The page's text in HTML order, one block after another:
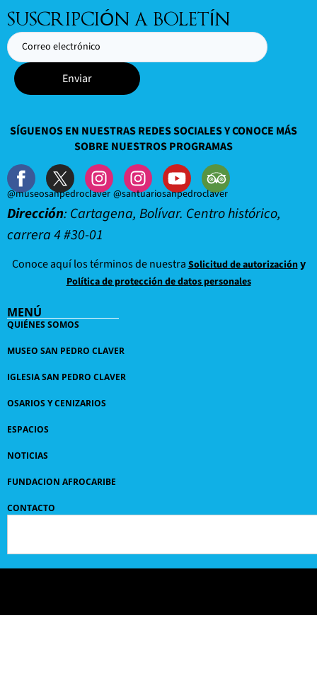
SUSCRIPCIÓN A BOLETÍN
Enviar
SÍGUENOS EN NUESTRAS REDES SOCIALES Y CONOCE MÁS
SOBRE NUESTROS PROGRAMAS
@museosanpedroclaver @santuariosanpedroclaver
Dirección: Cartagena, Bolívar. Centro histórico,
carrera 4 #30-01
Conoce aquí los términos de nuestra Solicitud de autorizacióny
Política de protección de datos personales
MENÚ
QUIÉNES SOMOS
MUSEO SAN PEDRO CLAVER
IGLESIA SAN PEDRO CLAVER
OSARIOS Y CENIZARIOS
ESPACIOS
NOTICIAS
FUNDACION AFROCARIBE
CONTACTO